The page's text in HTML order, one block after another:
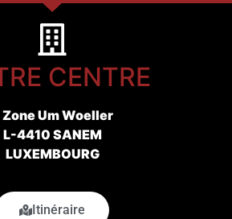
CENTRE
Zone Um Woeller
L-4410 SANEM
LUXEMBOURG
Itinéraire